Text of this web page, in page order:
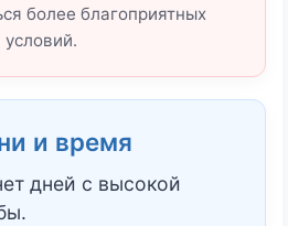
более благоприятных
условий.
и время
дней с высокой